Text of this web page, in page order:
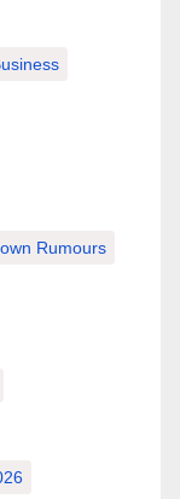
Rumours